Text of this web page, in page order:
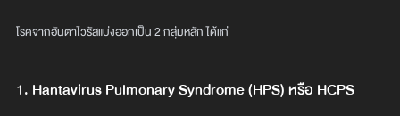
โรคจากฮันตาไวรัสแบ่งออกเป็น 2 กลุ่มหลัก ได้แก่
1. Hantavirus Pulmonary Syndrome (HPS) หรือ HCPS